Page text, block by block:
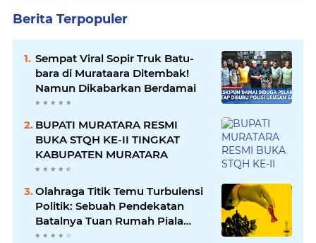
Berita Terpopuler
Sempat Viral Sopir Truk Batu-
bara di Murataara Ditembak!
Namun Dikabarkan Berdamai
BUPATI MURATARA RESMI
BUKA STQH KE-II TINGKAT
KABUPATEN MURATARA
Olahraga Titik Temu Turbulensi
Politik: Sebuah Pendekatan
Batalnya Tuan Rumah Piala
Dunia U-20